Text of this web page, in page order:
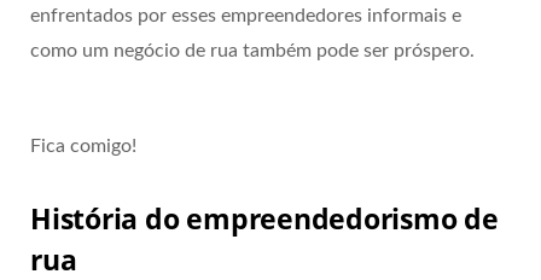
enfrentados por esses empreendedores informais e
como um negócio de rua também pode ser próspero.
Fica comigo!
História do empreendedorismo de
rua